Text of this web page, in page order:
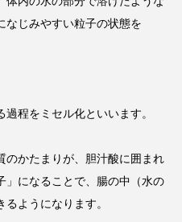
なじみやすい粒子の状態を
程をミセル化といいます。
のかたまりが、胆汁酸に囲まれ
」になることで、腸の中（水の
ようになります。